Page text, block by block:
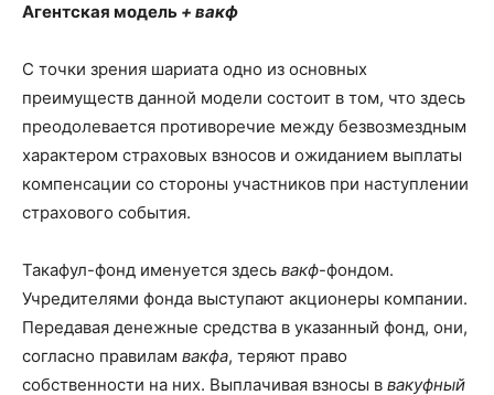
Агентская модель + вакф
С точки зрения шариата одно из основных
преимуществ данной модели состоит в том, что здесь
преодолевается противоречие между безвозмездным
характером страховых взносов и ожиданием выплаты
компенсации со стороны участников при наступлении
страхового события.
Такафул-фонд именуется здесь вакф-фондом.
Учредителями фонда выступают акционеры компании.
Передавая денежные средства в указанный фонд, они,
согласно правилам вакфа, теряют право
собственности на них. Выплачивая взносы в вакуфный